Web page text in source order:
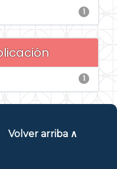
1
1
Volver arriba ∧